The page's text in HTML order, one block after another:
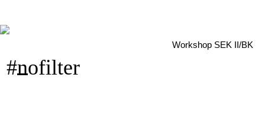
Workshop SEK II/BK
#nofilter